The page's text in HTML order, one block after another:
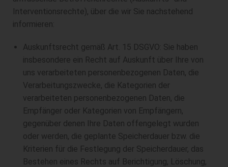
Interventionsrechte), über die wir Sie nachstehend
informieren:
Auskunftsrecht gemäß Art. 15 DSGVO: Sie haben
insbesondere ein Recht auf Auskunft über Ihre von
uns verarbeiteten personenbezogenen Daten, die
Verarbeitungszwecke, die Kategorien der
verarbeiteten personenbezogenen Daten, die
Empfänger oder Kategorien von Empfängern,
gegenüber denen Ihre Daten offengelegt wurden
oder werden, die geplante Speicherdauer bzw. die
Kriterien für die Festlegung der Speicherdauer, das
Bestehen eines Rechts auf Berichtigung, Löschung,